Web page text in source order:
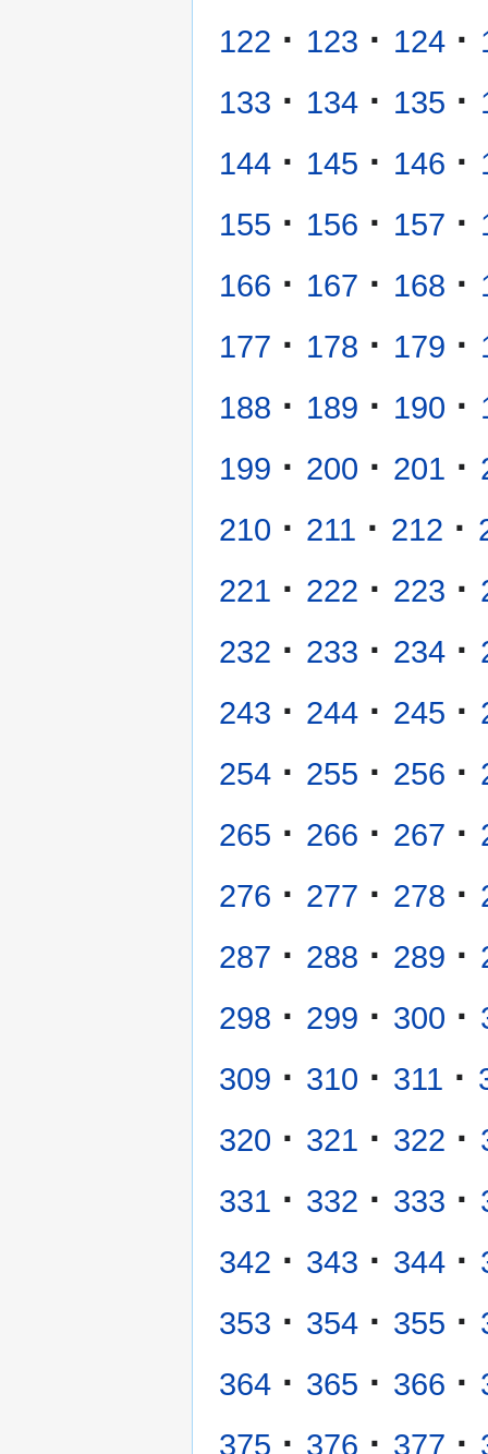
122 · 123 · 124 ·
133 · 134 · 135 ·
144 · 145 · 146 ·
155 · 156 · 157 ·
166 · 167 · 168 ·
177 · 178 · 179 ·
188 · 189 · 190 ·
199 · 200 · 201 ·
210 · 211 · 212 ·
221 · 222 · 223 ·
232 · 233 · 234 ·
243 · 244 · 245 ·
254 · 255 · 256 ·
265 · 266 · 267 ·
276 · 277 · 278 ·
287 · 288 · 289 ·
298 · 299 · 300 ·
309 · 310 · 311 ·
320 · 321 · 322 ·
331 · 332 · 333 ·
342 · 343 · 344 ·
353 · 354 · 355 ·
364 · 365 · 366 ·
375 · 376 · 377 ·